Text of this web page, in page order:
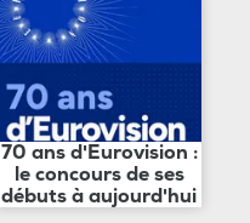
70 ans d'Eurovision :
le concours de ses
débuts à aujourd'hui